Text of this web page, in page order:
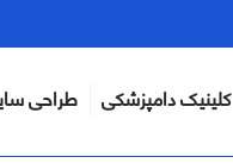
کلینیک دامپزشکی طراحی